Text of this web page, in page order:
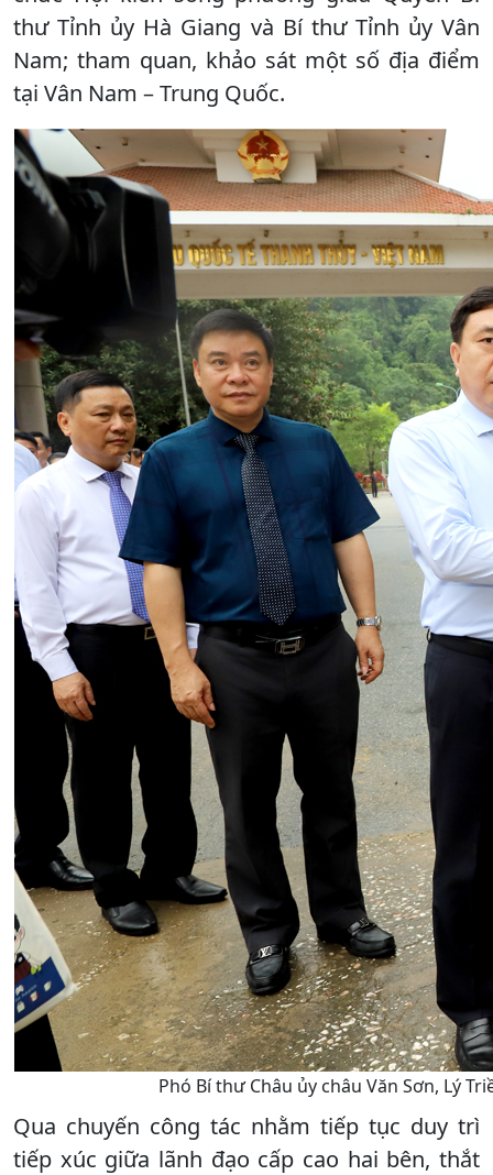
thư Tỉnh ủy Hà Giang và Bí thư Tỉnh ủy Vân
Nam; tham quan, khảo sát một số địa điểm
tại Vân Nam – Trung Quốc.
Phó Bí thư Châu ủy châu Văn Sơn, Lý
Qua chuyến công tác nhằm tiếp tục duy trì
tiếp xúc giữa lãnh đạo cấp cao hai bên, thắt